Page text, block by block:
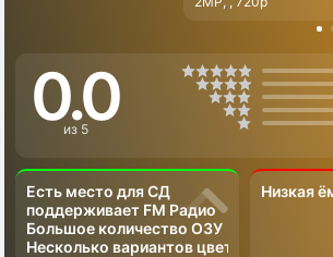
0.0
из 5
Есть место для СД
поддерживает FM Радио
Большое количество ОЗУ
Несколько вариантов цвета
Низкая